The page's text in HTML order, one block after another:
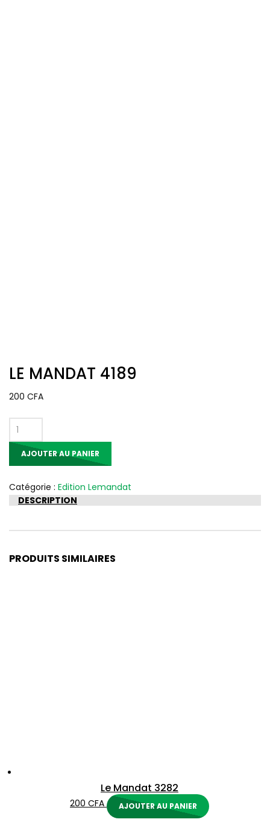
LE MANDAT 4189
200 CFA
quantité
de
4189
AJOUTER AU PANIER
Catégorie : Edition Lemandat
DESCRIPTION
PRODUITS SIMILAIRES
Le Mandat 3282
200 CFA AJOUTER AU PANIER